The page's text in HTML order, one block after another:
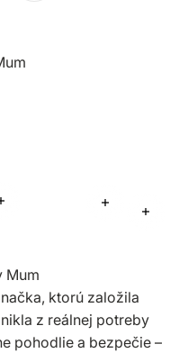
Viac
Mum
ktorú založila
z reálnej potreby
pohodlie a bezpečie –